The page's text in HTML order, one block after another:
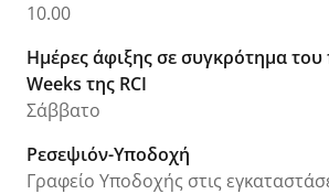
10.00
Ημέρες άφιξης σε συγκρότημα
Weeks της RCI
Σάββατο
Ρεσεψιόν-Υποδοχή
Γραφείο Υποδοχής στις